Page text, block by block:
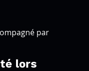
par
lors